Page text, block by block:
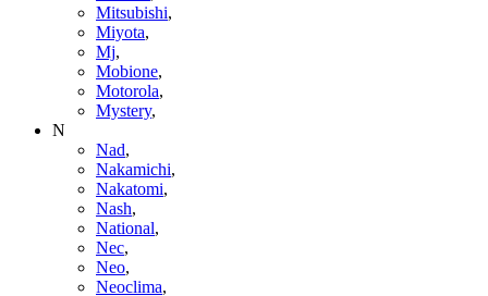
Mitsubishi,
Miyota,
Mj,
Mobione,
Motorola,
Mystery,
N
Nad,
Nakamichi,
Nakatomi,
Nash,
National,
Nec,
Neo,
Neoclima,